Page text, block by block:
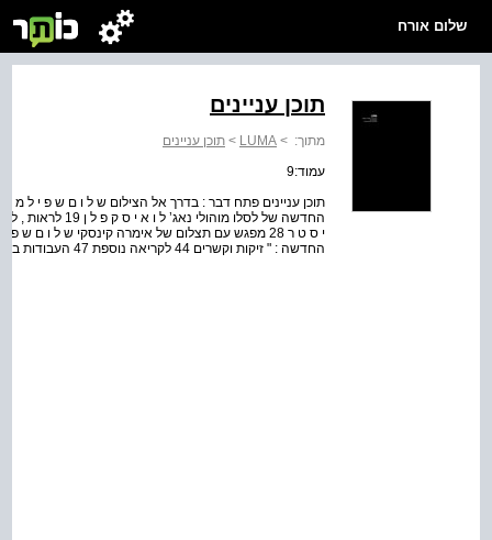
שלום אורח
תוכן עניינים
מתוך: >
LUMA
> תוכן עניינים
עמוד:9
החדשה : " זיקות וקשרים 44 לקריאה נוספת 47 העבודות בתערוכה 49